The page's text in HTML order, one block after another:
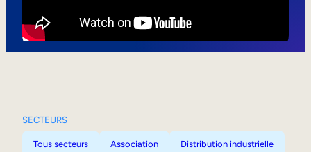
SECTEURS
Tous secteurs Association Distribution industrielle